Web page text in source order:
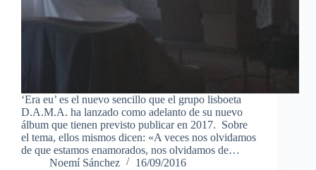
‘Era eu’ es el nuevo sencillo que el grupo lisboeta
D.A.M.A. ha lanzado como adelanto de su nuevo
álbum que tienen previsto publicar en 2017. Sobre
el tema, ellos mismos dicen: «A veces nos olvidamos
de que estamos enamorados, nos olvidamos de…
Noemí Sánchez
16/09/2016